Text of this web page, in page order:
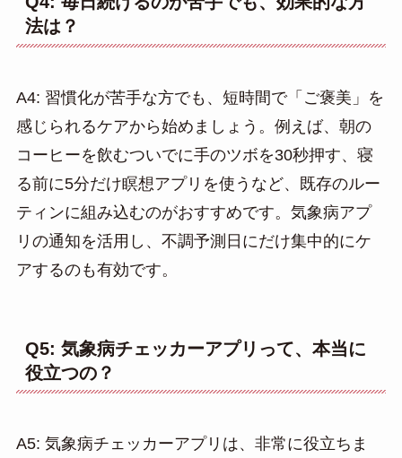
法は？
A4: 習慣化が苦手な方でも、短時間で「ご褒美」を
感じられるケアから始めましょう。例えば、朝の
コーヒーを飲むついでに手のツボを30秒押す、寝
る前に5分だけ瞑想アプリを使うなど、既存のルー
ティンに組み込むのがおすすめです。気象病アプ
リの通知を活用し、不調予測日にだけ集中的にケ
アするのも有効です。
Q5: 気象病チェッカーアプリって、本当に
役立つの？
A5: 気象病チェッカーアプリは、非常に役立ちま